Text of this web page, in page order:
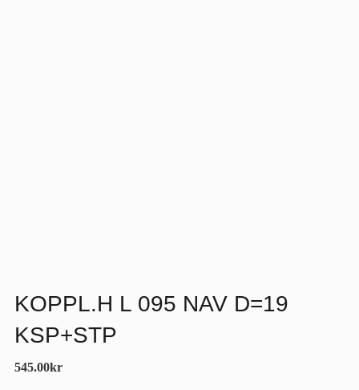
KOPPL.H L 095 NAV D=19
KSP+STP
545.00kr